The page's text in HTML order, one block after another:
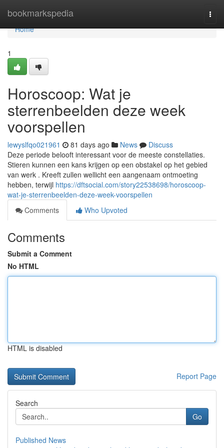
bookmarkspedia
Home
Home
1
Horoscoop: Wat je
sterrenbeelden deze week
voorspellen
lewyslfqo021961 81 days ago News
Discuss
Deze periode belooft interessant voor de meeste constellaties.
Stieren kunnen een kans krijgen op een obstakel op het gebied
van werk . Kreeft zullen wellicht een aangenaam ontmoeting
hebben, terwijl https://dftsocial.com/story22538698/horoscoop-
wat-je-sterrenbeelden-deze-week-voorspellen
Comments
Who Upvoted
Comments
Submit a Comment
No HTML
HTML is disabled
Report Page
Search
Go
Published News